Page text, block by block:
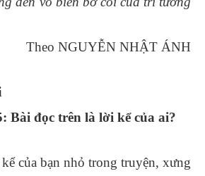
Theo NGUYỄN NHẬT ÁNH
Bài đọc trên là lời kể của ai?
của bạn nhỏ trong truyện, xưng